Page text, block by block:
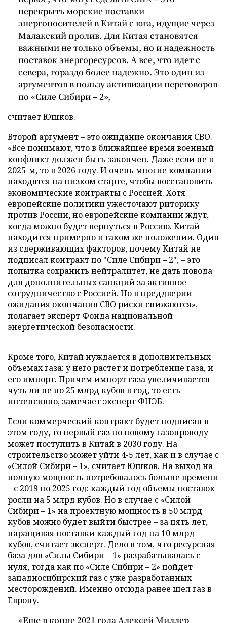
перекрыть морские поставки
энергоносителей в Китай с юга, идущие через
Малакский пролив. Для Китая становятся
важными не только объемы, но и надежность
поставок энергоресурсов. А все, что идет с
севера, гораздо более надежно. Это один из
аргументов в пользу активизации переговоров
по «Силе Сибири – 2»,
считает Юшков.
Второй аргумент – это ожидание окончания СВО.
«Все понимают, что в ближайшее время военный
конфликт должен быть закончен. Даже если не в
2025-м, то в 2026 году. И очень многие компании
находятся на низком старте, чтобы восстановить
экономические контракты с Россией. Хотя
европейские политики ужесточают риторику
против России, но европейские компании ждут,
когда можно будет вернуться в Россию. Китай
находится примерно в таком же положении. Один
из сдерживающих факторов, почему Китай не
подписал контракт по "Силе Сибири – 2", – это
попытка сохранить нейтралитет, не дать повода
для дополнительных санкций за активное
сотрудничество с Россией. Но в преддверии
ожидания окончания СВО риски снижаются», –
полагает эксперт Фонда национальной
энергетической безопасности.
Кроме того, Китай нуждается в дополнительных
объемах газа: у него растет и потребление газа, и
его импорт. Причем импорт газа увеличивается
чуть ли не по 25 млрд кубов в год, то есть
интенсивно, замечает эксперт ФНЭБ.
Если коммерческий контракт будет подписан в
этом году, то первый газ по новому газопроводу
может поступить в Китай в 2030 году. На
строительство может уйти 4-5 лет, как и в случае с
«Силой Сибири – 1», считает Юшков. На выход на
полную мощность потребовалось больше времени
– с 2019 по 2025 год: каждый год объемы поставок
росли на 5 млрд кубов. Но в случае с «Силой
Сибири – 1» на проектную мощность в 50 млрд
кубов можно будет выйти быстрее – за пять лет,
наращивая поставки каждый год на 10 млрд
кубов, считает эксперт. Дело в том, что ресурсная
база для «Силы Сибири – 1» разрабатывалась с
нуля, тогда как по «Силе Сибири – 2» пойдет
западносибирский газ с уже разработанных
месторождений. Именно отсюда ранее шел газ в
Европу.
«Еще в конце 2021 года Алексей Миллер